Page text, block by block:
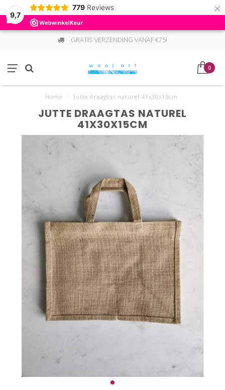
9,7
779 Reviews ×
GRATIS VERZENDING VANAF €75!
0
Home Jutte draagtas naturel 41x30x15cm
JUTTE DRAAGTAS NATUREL
41X30X15CM